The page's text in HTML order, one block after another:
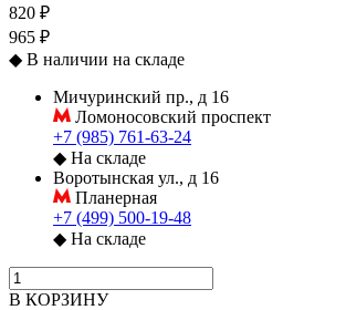
820 ₽
965 ₽
◆ В наличии на складе
Мичуринский пр., д 16
Ломоносовский проспект
+7 (985) 761-63-24
◆ На складе
Воротынская ул., д 16
Планерная
+7 (499) 500-19-48
◆ На складе
В КОРЗИНУ